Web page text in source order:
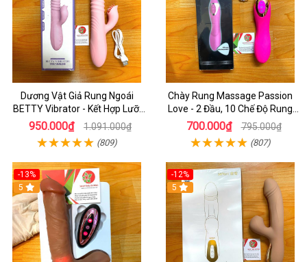
Dương Vật Giả Rung Ngoái
BETTY Vibrator - Kết Hợp Lưỡi
Liếm 2 Đầu Và Toả Nhiệt
950.000₫ 1.091.000₫
(809)
Chày Rung Massage Passion
Love - 2 Đầu, 10 Chế Độ Rung
Cực Mạnh
700.000₫ 795.000₫
(807)
-13%
5
-12%
5